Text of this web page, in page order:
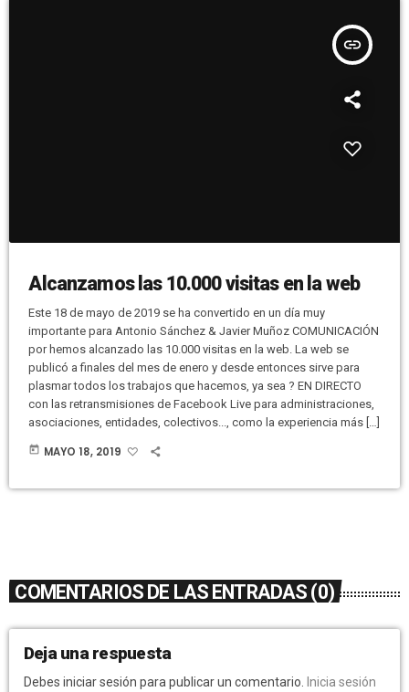
insert_link
Alcanzamos las 10.000 visitas en la web
Este 18 de mayo de 2019 se ha convertido en un día muy
importante para Antonio Sánchez & Javier Muñoz COMUNICACIÓN
por hemos alcanzado las 10.000 visitas en la web. La web se
publicó a finales del mes de enero y desde entonces sirve para
plasmar todos los trabajos que hacemos, ya sea ? EN DIRECTO
con las retransmisiones de Facebook Live para administraciones,
asociaciones, entidades, colectivos..., como la experiencia más […]
today MAYO 18, 2019
COMENTARIOS DE LAS ENTRADAS (0)
Deja una respuesta
Debes iniciar sesión para publicar un comentario.
Inicia sesión